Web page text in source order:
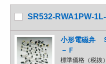
SR532-RWA1PW-
小形電磁弁
－Ｆ
標準価格（税抜